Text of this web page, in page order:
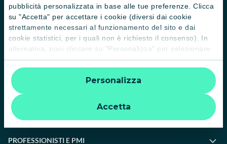
pubblicità personalizzata in base alle tue preferenze. Clicca
su "Accetta" per accettare i cookie (diversi dai cookie
strettamente necessari al funzionamento del sito e dai
cookie statistici, per i quali non è richiesto il consenso). In
alternativa, puoi cliccare su "Personalizza" per selezionare
le categorie di cookie che desideri accettare. Cliccando sulla
“X” le impostazioni predefinite vengono lasciate invariate e
quindi la navigazione può continuare senza cookie o altri
strumenti di tracciamento diversi da quelli tecnici. Per
ulteriori informazioni:
informativa privacy
Accetta
Personalizza
Informative
Informativa sulla sostenibilità nel settore dei servizi finanziari
Informativa sulla presa in considerazione dei PAI
Whistleblowing
PRIVATI
PROFESSIONISTI E PMI